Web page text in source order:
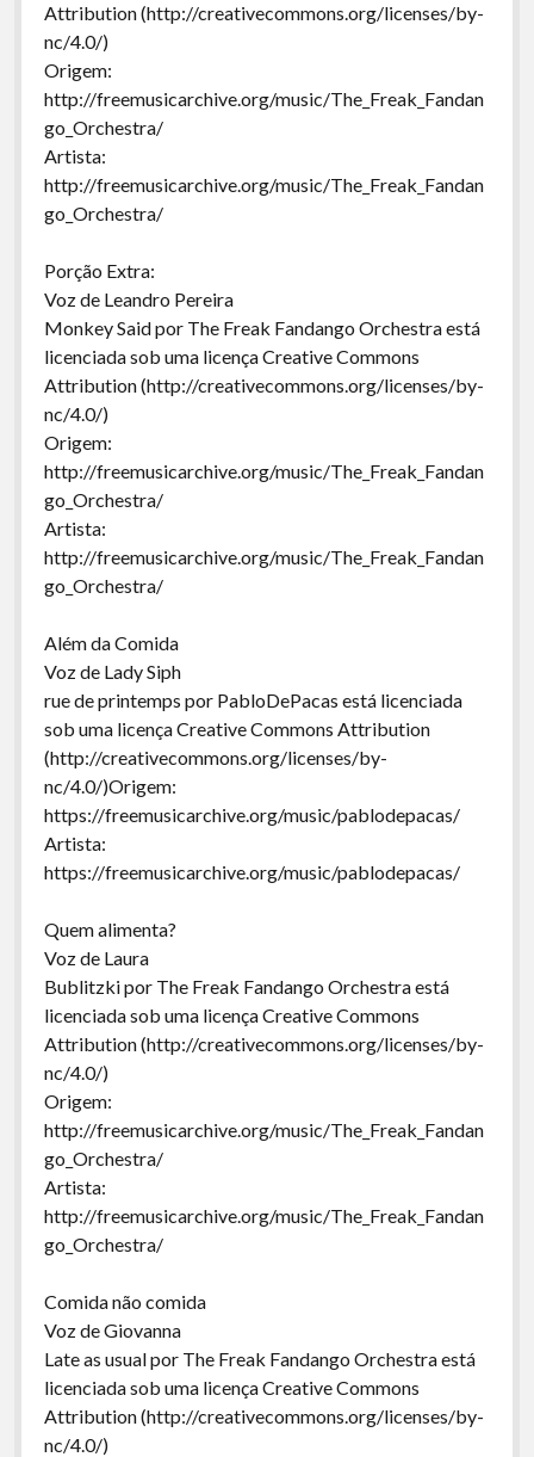
Attribution (http://creativecommons.org/licenses/by-
nc/4.0/)
Origem:
http://freemusicarchive.org/music/The_Freak_Fandan
go_Orchestra/
Artista:
http://freemusicarchive.org/music/The_Freak_Fandan
go_Orchestra/
Porção Extra:
Voz de Leandro Pereira
Monkey Said por The Freak Fandango Orchestra está
licenciada sob uma licença Creative Commons
Attribution (http://creativecommons.org/licenses/by-
nc/4.0/)
Origem:
http://freemusicarchive.org/music/The_Freak_Fandan
go_Orchestra/
Artista:
http://freemusicarchive.org/music/The_Freak_Fandan
go_Orchestra/
Além da Comida
Voz de Lady Siph
rue de printemps por PabloDePacas está licenciada
sob uma licença Creative Commons Attribution
(http://creativecommons.org/licenses/by-
nc/4.0/)Origem:
https://freemusicarchive.org/music/pablodepacas/
Artista:
https://freemusicarchive.org/music/pablodepacas/
Quem alimenta?
Voz de Laura
Bublitzki por The Freak Fandango Orchestra está
licenciada sob uma licença Creative Commons
Attribution (http://creativecommons.org/licenses/by-
nc/4.0/)
Origem:
http://freemusicarchive.org/music/The_Freak_Fandan
go_Orchestra/
Artista:
http://freemusicarchive.org/music/The_Freak_Fandan
go_Orchestra/
Comida não comida
Voz de Giovanna
Late as usual por The Freak Fandango Orchestra está
licenciada sob uma licença Creative Commons
Attribution (http://creativecommons.org/licenses/by-
nc/4.0/)